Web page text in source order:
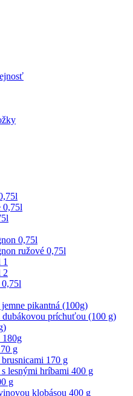
0,75l
0,75l
ružové 0,75l
2
jemne pikantná (100g)
dubákovou príchuťou (100 g)
180g
g
brusnicami 170 g
lesnými hríbami 400 g
g
klobásou 400 g